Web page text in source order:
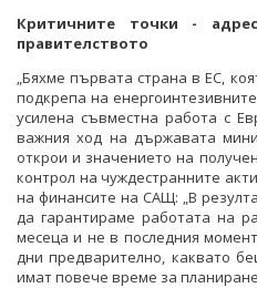
Критичните точки -
правителството
„Бяхме първата страна в ЕС,
подкрепа на
усилена съвместна работа с
важния ход на държавата
открои и значението на
контрол на чуждестранните
на финансите на САЩ: „В
да гарантираме работата на
месеца и не в последния
дни предварително, каквато
имат повече време за